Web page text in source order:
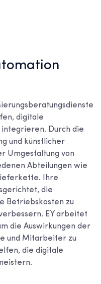
digitale
integrieren. Durch die
und künstlicher
Umgestaltung von
Abteilungen wie
Ihre
die
Betriebskosten zu
EY arbeitet
die Auswirkungen der
und Mitarbeiter zu
die digitale